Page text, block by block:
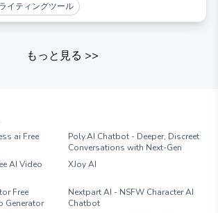
イティングツール
もっと見る >>
ai Free
Poly.AI Chatbot - Deeper, Discreet
Conversations with Next-Gen
AI Video
XJoy AI
Free
Generator
Nextpart AI - NSFW Character AI
Chatbot